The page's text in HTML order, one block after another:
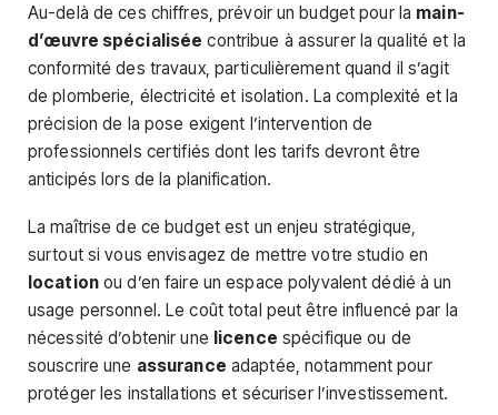
Au-delà de ces chiffres, prévoir un budget pour la main-
d’œuvre spécialisée contribue à assurer la qualité et la
conformité des travaux, particulièrement quand il s’agit
de plomberie, électricité et isolation. La complexité et la
précision de la pose exigent l’intervention de
professionnels certifiés dont les tarifs devront être
anticipés lors de la planification.
La maîtrise de ce budget est un enjeu stratégique,
surtout si vous envisagez de mettre votre studio en
locationou d’en faire un espace polyvalent dédié à un
usage personnel. Le coût total peut être influencé par la
nécessité d’obtenir une licence spécifique ou de
souscrire une assurance adaptée, notamment pour
protéger les installations et sécuriser l’investissement.